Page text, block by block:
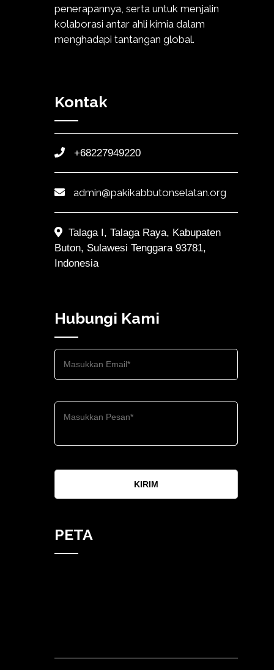
penerapannya, serta untuk menjalin
kolaborasi antar ahli kimia dalam
menghadapi tantangan global.
Kontak
+68227949220
admin@pakikabbutonselatan.org
Talaga I, Talaga Raya, Kabupaten
Buton, Sulawesi Tenggara 93781,
Indonesia
Hubungi Kami
KIRIM
PETA